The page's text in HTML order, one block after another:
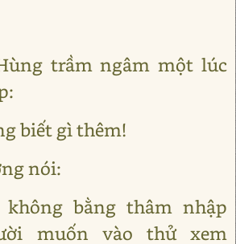
trầm ngâm một lúc
biết gì thêm!
nói:
bằng thâm nhập
muốn vào thử xem